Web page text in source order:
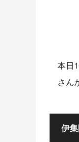
本日
さん
伊